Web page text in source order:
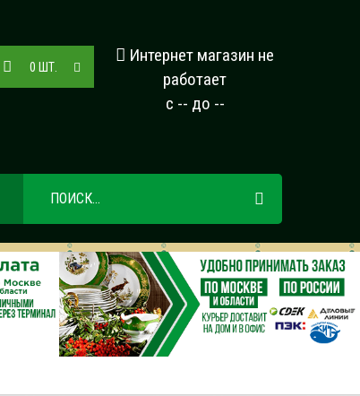
0 ШТ.
Интернет магазин не
работает
с -- до --